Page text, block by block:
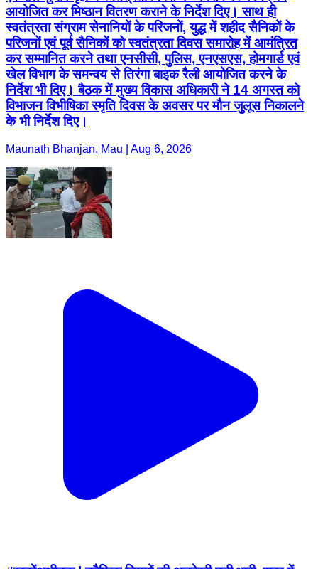
आयोजित कर मिष्ठान वितरण कराने के निर्देश दिए। साथ ही
स्वतंत्रता संग्राम सेनानियों के परिजनों, युद्ध में शहीद सैनिकों के
परिजनों एवं पूर्व सैनिकों को स्वतंत्रता दिवस समारोह में आमंत्रित
कर सम्मानित करने तथा एनसीसी, पुलिस, एनएसएस, होमगार्ड एवं
खेल विभाग के समन्वय से तिरंगा बाइक रैली आयोजित करने के
निर्देश भी दिए। बैठक में मुख्य विकास अधिकारी ने 14 अगस्त को
विभाजन विभीषिका स्मृति दिवस के अवसर पर मौन जुलूस निकालने
के भी निर्देश दिए।
Maunath Bhanjan, Mau | Aug 6, 2026